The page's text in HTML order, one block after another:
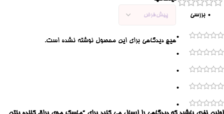
0 بررسی
0
0
0
0
0
هیچ دیدگاهی برای این محصول نوشته نشده است.